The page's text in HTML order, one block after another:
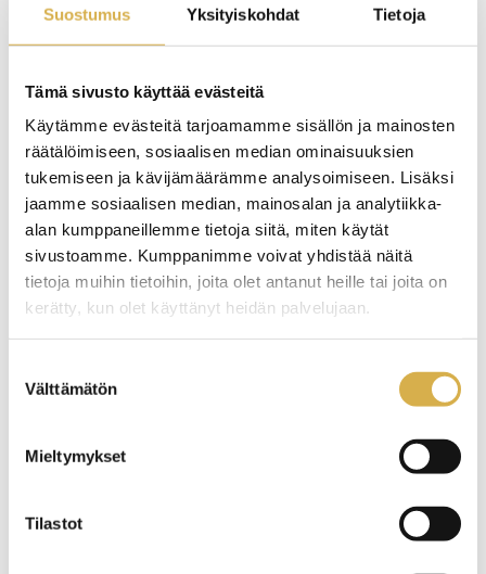
Suostumus Yksityiskohdat Tietoja
Tämä sivusto käyttää evästeitä
Käytämme evästeitä tarjoamamme sisällön ja mainosten
räätälöimiseen, sosiaalisen median ominaisuuksien
tukemiseen ja kävijämäärämme analysoimiseen. Lisäksi
jaamme sosiaalisen median, mainosalan ja analytiikka-
alan kumppaneillemme tietoja siitä, miten käytät
sivustoamme. Kumppanimme voivat yhdistää näitä
tietoja muihin tietoihin, joita olet antanut heille tai joita on
kerätty, kun olet käyttänyt heidän palvelujaan.
valinta
Välttämätön
Mieltymykset
Tilastot
Studerandes MFA-instruktion
Studerandens dashboard
Elektronisk studiebyrå
Elektroniska betyg och intyg
Hälsovårdstjänster
Kurator
Psykologtjänster
Uppsökande ungdomsarbete
Gemensamma examensdelar
Studeranderespons